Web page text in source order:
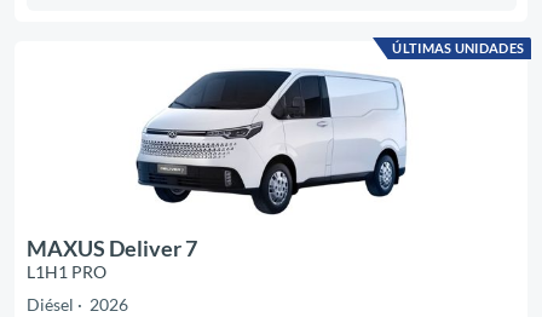
ÚLTIMAS UNIDADES
MAXUS Deliver 7
L1H1 PRO
Diésel
2026